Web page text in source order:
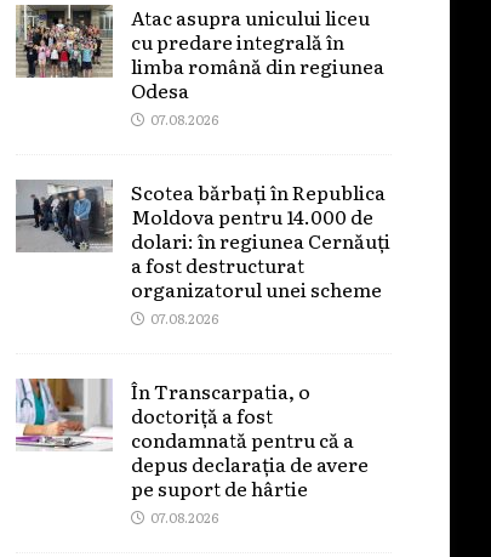
Atac asupra unicului liceu
cu predare integrală în
limba română din regiunea
Odesa
07.08.2026
Scotea bărbați în Republica
Moldova pentru 14.000 de
dolari: în regiunea Cernăuți
a fost destructurat
organizatorul unei scheme
07.08.2026
În Transcarpatia, o
doctoriță a fost
condamnată pentru că a
depus declarația de avere
pe suport de hârtie
07.08.2026